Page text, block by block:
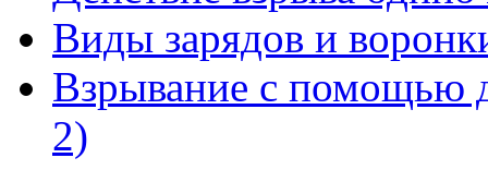
Виды зарядов и
Взрывание с помощью
2)